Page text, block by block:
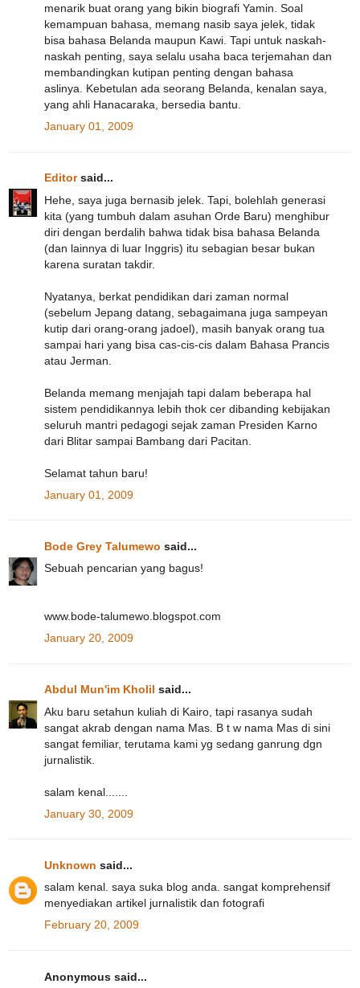
menarik buat orang yang bikin biografi Yamin. Soal
kemampuan bahasa, memang nasib saya jelek, tidak
bisa bahasa Belanda maupun Kawi. Tapi untuk naskah-
naskah penting, saya selalu usaha baca terjemahan dan
membandingkan kutipan penting dengan bahasa
aslinya. Kebetulan ada seorang Belanda, kenalan saya,
yang ahli Hanacaraka, bersedia bantu.
January 01, 2009
Editorsaid...
Hehe, saya juga bernasib jelek. Tapi, bolehlah generasi
kita (yang tumbuh dalam asuhan Orde Baru) menghibur
diri dengan berdalih bahwa tidak bisa bahasa Belanda
(dan lainnya di luar Inggris) itu sebagian besar bukan
karena suratan takdir.
Nyatanya, berkat pendidikan dari zaman normal
(sebelum Jepang datang, sebagaimana juga sampeyan
kutip dari orang-orang jadoel), masih banyak orang tua
sampai hari yang bisa cas-cis-cis dalam Bahasa Prancis
atau Jerman.
Belanda memang menjajah tapi dalam beberapa hal
sistem pendidikannya lebih thok cer dibanding kebijakan
seluruh mantri pedagogi sejak zaman Presiden Karno
dari Blitar sampai Bambang dari Pacitan.
Selamat tahun baru!
January 01, 2009
Bode Grey Talumewo said...
Sebuah pencarian yang bagus!
www.bode-talumewo.blogspot.com
January 20, 2009
Abdul Mun'im Kholil said...
Aku baru setahun kuliah di Kairo, tapi rasanya sudah
sangat akrab dengan nama Mas. B t w nama Mas di sini
sangat femiliar, terutama kami yg sedang ganrung dgn
jurnalistik.
salam kenal.......
January 30, 2009
Unknown said...
salam kenal. saya suka blog anda. sangat komprehensif
menyediakan artikel jurnalistik dan fotografi
February 20, 2009
Anonymous said...